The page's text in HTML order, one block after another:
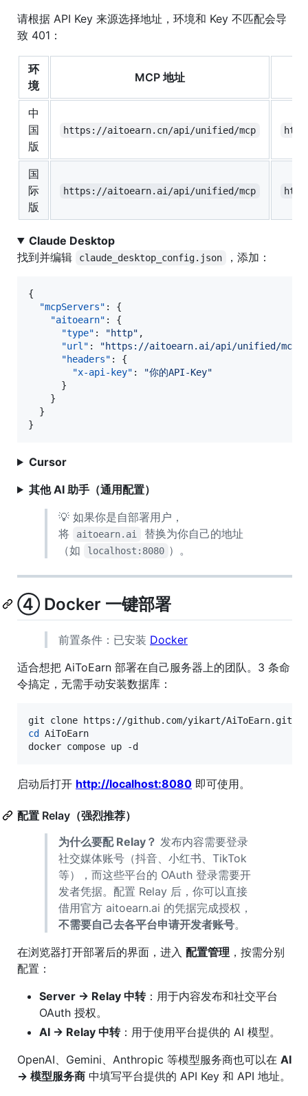
请根据 API Key 来源选择地址，环境和 Key 不匹配会导
致 401：
环
境
MCP 地址
中
国
版
https://aitoearn.cn/api/unified/mcp
国
际
版
https://aitoearn.ai/api/unified/mcp
Claude Desktop
找到并编辑
claude_desktop_config.json ，添加：
{
"mcpServers" : {
"aitoearn" : {
"type" : "http" ,
"url" : "https://aitoearn.ai/api/unified/mcp
"headers" : {
"x-api-key" : "你的API-Key"
      }
    }
  }
}
Cursor
其他 AI 助手（通用配置）
💡 如果你是自部署用户，
将
aitoearn.ai
替换为你自己的地址
（如
localhost:8080 ）。
④ Docker 一键部署
前置条件：已安装 Docker
适合想把 AiToEarn 部署在自己服务器上的团队。3 条命
令搞定，无需手动安装数据库：
cd
AiToEarn
docker compose up -d
启动后打开 http://localhost:8080 即可使用。
配置 Relay（强烈推荐）
为什么要配 Relay？ 发布内容需要登录
社交媒体账号（抖音、小红书、TikTok
等），而这些平台的 OAuth 登录需要开
发者凭据。配置 Relay 后，你可以直接
借用官方 aitoearn.ai 的凭据完成授权，
不需要自己去各平台申请开发者账号。
在浏览器打开部署后的界面，进入 配置管理 ，按需分别
配置：
Server → Relay 中转：用于内容发布和社交平台
OAuth 授权。
AI → Relay 中转：用于使用平台提供的 AI 模型。
OpenAI、Gemini、Anthropic 等模型服务商也可以在 AI
→ 模型服务商 中填写平台提供的 API Key 和 API 地址。